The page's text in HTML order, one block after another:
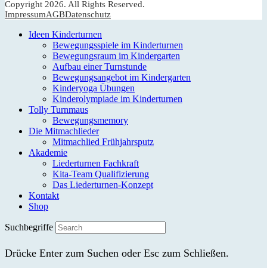
Copyright 2026. All Rights Reserved.
ImpressumAGBDatenschutz
Ideen Kinderturnen
Bewegungsspiele im Kinderturnen
Bewegungsraum im Kindergarten
Aufbau einer Turnstunde
Bewegungsangebot im Kindergarten
Kinderyoga Übungen
Kinderolympiade im Kinderturnen
Tolly Turnmaus
Bewegungsmemory
Die Mitmachlieder
Mitmachlied Frühjahrsputz
Akademie
Liederturnen Fachkraft
Kita-Team Qualifizierung
Das Liederturnen-Konzept
Kontakt
Shop
Suchbegriffe
Drücke Enter zum Suchen oder Esc zum Schließen.